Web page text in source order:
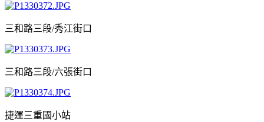
三和路三段/秀江街口
三和路三段/六張街口
捷運三重國小站